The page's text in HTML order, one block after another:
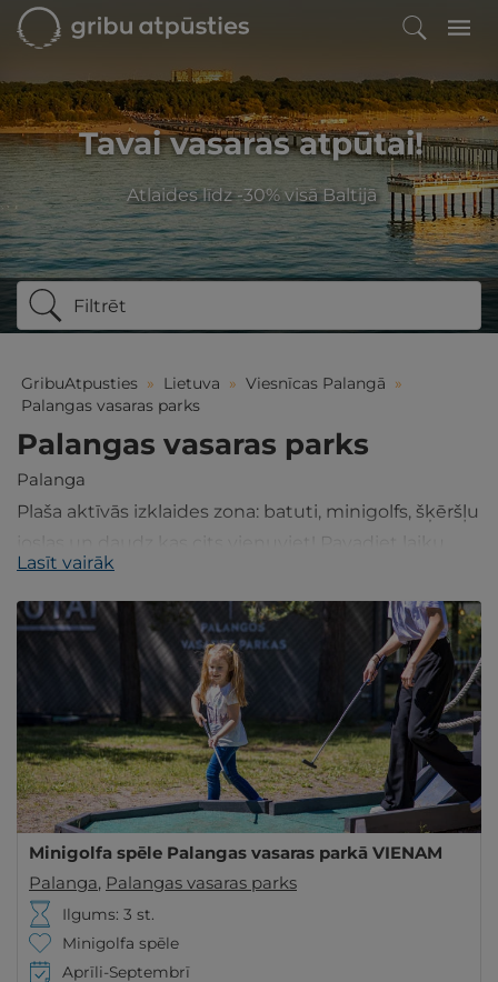
Tavai vasaras atpūtai!
Atlaides līdz -30% visā Baltijā
Filtrēt
GribuAtpusties » Lietuva » Viesnīcas Palangā »
Palangas vasaras parks
Palangas vasaras parks
Palanga
Plaša aktīvās izklaides zona: batuti, minigolfs, šķēršļu
joslas un daudz kas cits vienuviet! Pavadiet laiku
aktīvi un jautri Palangā!
Lasīt vairāk
Minigolfa spēle Palangas vasaras parkā VIENAM
Palanga, Palangas vasaras parks
Ilgums: 3 st.
Minigolfa spēle
Aprīli-Septembrī